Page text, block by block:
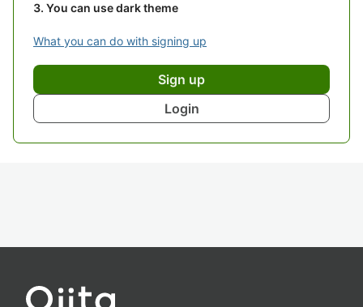
You can use dark theme
What you can do with signing up
Sign up
Login